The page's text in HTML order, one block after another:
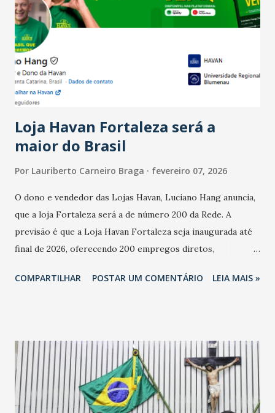
Ainda segundo a Pesquisa, em novembro de 2025, 40% dos
bares e restaurantes operaram com lucro e outros 40%
registraram equilíbrio financeiro. Já o percentual de
estabelecimentos no prejuízo ficou em 19%, pouco abaixo
do observado no mês anterior. Outros 1% não existiam em
novembro. Em relação a outubro, o faturamento também
cresceu. De acordo com a pesquisa, 44% dos n...
Loja Havan Fortaleza será a
maior do Brasil
Por Lauriberto Carneiro Braga fevereiro 07, 2026
O dono e vendedor das Lojas Havan, Luciano Hang anuncia,
que a loja Fortaleza será a de número 200 da Rede. A
previsão é que a Loja Havan Fortaleza seja inaugurada até
final de 2026, oferecendo 200 empregos diretos,
Havan Fortaleza ainda não foi anunciada oficialmente, mas
COMPARTILHAR POSTAR UM COMENTÁRIO LEIA MAIS »